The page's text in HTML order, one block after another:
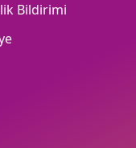
Bildirimi